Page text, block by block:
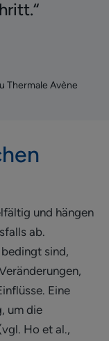
Thermale Avène
und hängen
ab.
sind,
Eine
um die
Ho et al.,